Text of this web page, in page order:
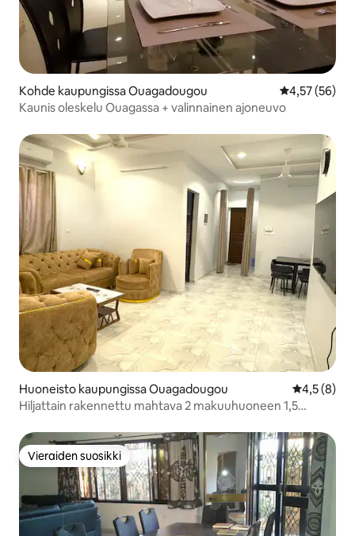
Kohde kaupungissa Ouagadougou
4,57 (56)
Kaunis oleskelu Ouagassa + valinnainen ajoneuvo
Huoneisto kaupungissa Ouagadougou
4,5 (8)
Hiljattain rakennettu mahtava 2 makuuhuoneen 1,5
Vieraiden suosikki
Vieraiden suosikki